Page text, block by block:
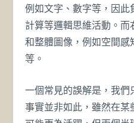
例如文字、數字等，因此
計算等邏輯思維活動。
和整體圖像，例如空間感
等。
一個常見的誤解是，我們
事實並非如此，雖然在